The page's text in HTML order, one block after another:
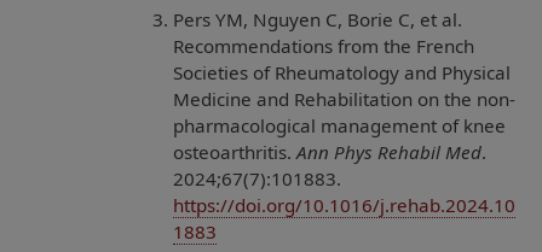
Pers YM, Nguyen C, Borie C, et al.
Recommendations from the French
Societies of Rheumatology and Physical
Medicine and Rehabilitation on the non-
pharmacological management of knee
osteoarthritis.Ann Phys Rehabil Med.
2024;67(7):101883.
https://doi.org/10.1016/j.rehab.2024.10
1883